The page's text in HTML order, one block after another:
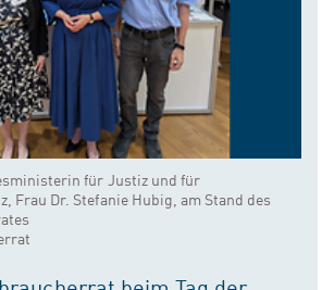
für Justiz und für
Frau Dr. Stefanie Hubig, am Stand des